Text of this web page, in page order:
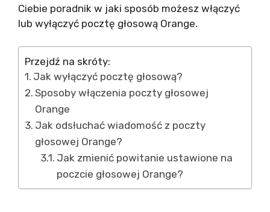
Ciebie poradnik w jaki sposób możesz włączyć
lub wyłączyć pocztę głosową Orange.
Przejdź na skróty:
Jak wyłączyć pocztę głosową?
Sposoby włączenia poczty głosowej
Orange
Jak odsłuchać wiadomość z poczty
głosowej Orange?
Jak zmienić powitanie ustawione na
poczcie głosowej Orange?